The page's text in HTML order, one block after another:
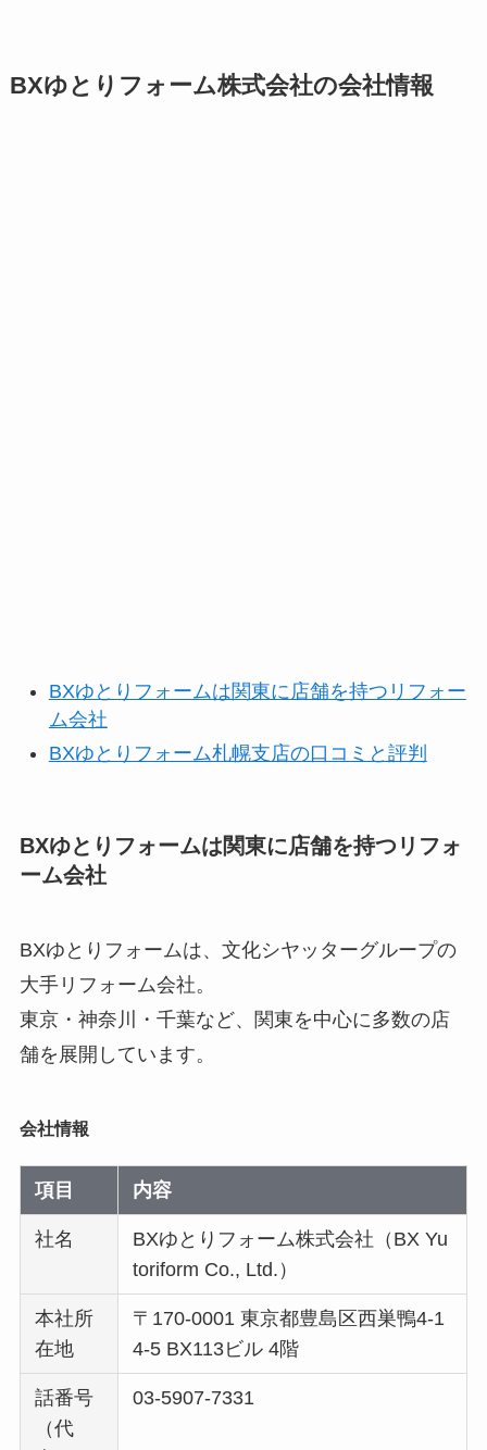
BXゆとりフォーム株式会社の会社情報
BXゆとりフォームは関東に店舗を持つリフォー
ム会社
BXゆとりフォーム札幌支店の口コミと評判
BXゆとりフォームは関東に店舗を持つリフォ
ーム会社
BXゆとりフォームは、文化シヤッターグループの
大手リフォーム会社。
東京・神奈川・千葉など、関東を中心に多数の店
舗を展開しています。
会社情報
項目 内容
社名
BXゆとりフォーム株式会社（BX Yu
toriform Co., Ltd.）
本社所
在地
〒170-0001 東京都豊島区西巣鴨4-1
4-5 BX113ビル 4階
話番号
（代
03-5907-7331